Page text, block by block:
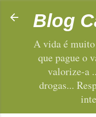
Pular para
Blog
A vida é
que pague o
valorize-a
drogas...